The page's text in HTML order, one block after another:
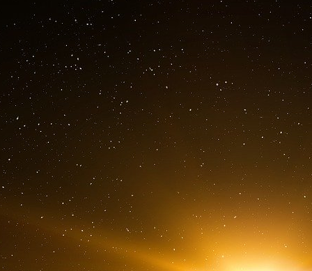
Questions qui sont très loin d’être gratuites
un homme suivi par la Sécurité
indéterminé d’armes de guerre ? En effet, il
compact Uzi chambré en 9 mm
fabrication israélienne. Rappelons au
spéciales ont suivi des entraînements à la
l’excellence en la matière est
qui en font les frais !
À l’évocation de ces quelques faits, on aura
beaucoup moins linéaire qu’il n’y paraît de
dans la soupe médiatique des prochains
nos jours, d’un jeune type de 24 ans quipète
innocents martyrisés en Palestine et
l’histoire, mais pas toute l’histoire…
L’analyse (ci-dessous) rédigée avant